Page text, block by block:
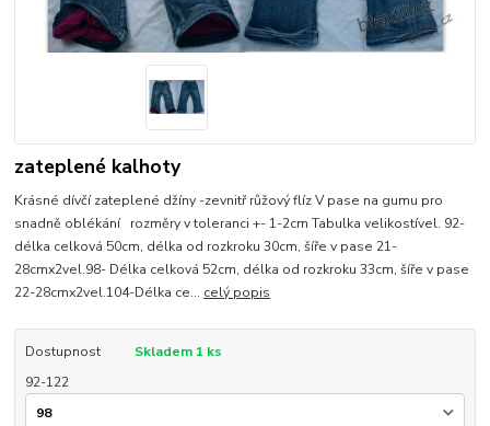
zateplené kalhoty
Krásné dívčí zateplené džíny -zevnitř růžový flíz V pase na gumu pro
snadně oblékání rozměry v toleranci +- 1-2cm Tabulka velikostível. 92-
délka celková 50cm, délka od rozkroku 30cm, šíře v pase 21-
28cmx2vel.98- Délka celková 52cm, délka od rozkroku 33cm, šíře v pase
22-28cmx2vel.104-Délka ce... celý popis
Dostupnost
Skladem 1 ks
92-122